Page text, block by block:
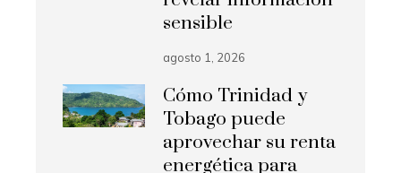
sensible
agosto 1, 2026
Cómo Trinidad y
Tobago puede
aprovechar su renta
energética para